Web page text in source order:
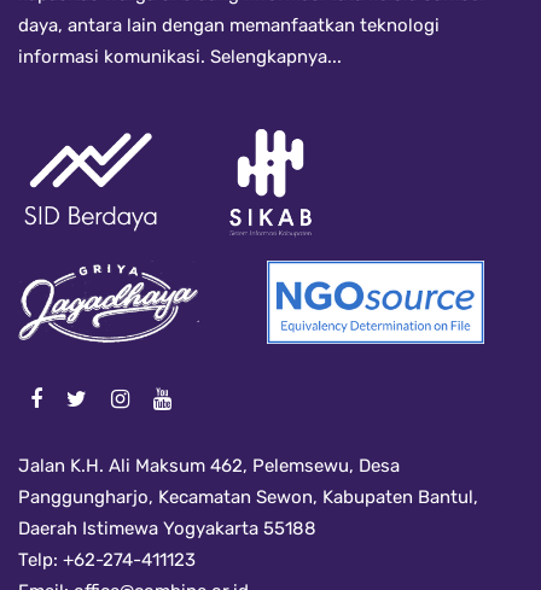
daya, antara lain dengan memanfaatkan teknologi
informasi komunikasi. Selengkapnya...
Jalan K.H. Ali Maksum 462, Pelemsewu, Desa
Panggungharjo, Kecamatan Sewon, Kabupaten Bantul,
Daerah Istimewa Yogyakarta 55188
Telp: +62-274-411123